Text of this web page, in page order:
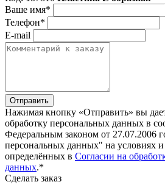
Ваше имя*
Телефон*
E-mail
Отправить
Нажимая кнопку «Отправить» вы
обработку персональных данных в
Федеральным законом от
персональных данных" на условиях и
определённых в Согласии на
данных.*
Сделать заказ